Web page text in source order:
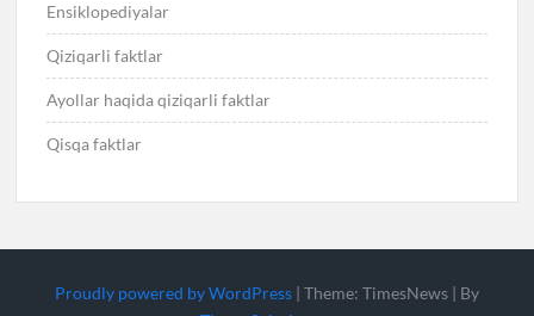
Ensiklopediyalar
Qiziqarli faktlar
Ayollar haqida qiziqarli faktlar
Qisqa faktlar
Proudly powered by WordPress | Theme: TimesNews | By